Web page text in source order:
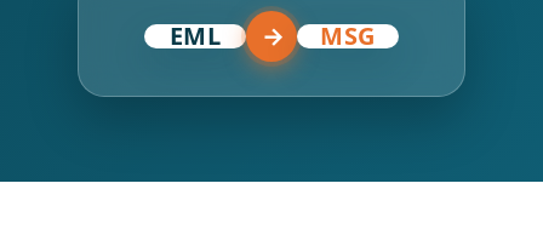
EML → MSG